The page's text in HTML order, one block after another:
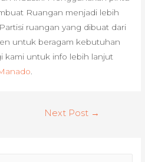
Ruangan menjadi lebih
ruangan yang dibuat dari
untuk beragam kebutuhan
kami untuk info lebih lanjut
.
Next Post →